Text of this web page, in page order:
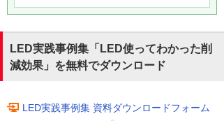
LED実践事例集「LED使ってわかった削
減効果」を無料でダウンロード
LED実践事例集 資料ダウンロードフォーム